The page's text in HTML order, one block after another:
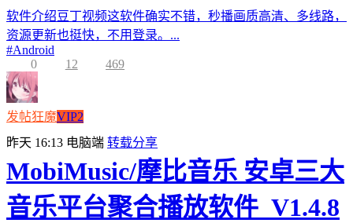
软件介绍豆丁视频这软件确实不错，秒播画质高清、多线路，
资源更新也挺快，不用登录。...
#Android
0
12 469
发帖狂魔VIP2
昨天 16:13 电脑端 转载分享
MobiMusic/摩比音乐 安卓三大
音乐平台聚合播放软件_V1.4.8